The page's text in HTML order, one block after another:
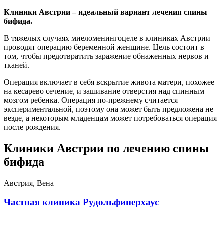
Клиники Австрии – идеальный вариант лечения спины
бифида.
В тяжелых случаях миеломенингоцеле в клиниках Австрии
проводят операцию беременной женщине. Цель состоит в
том, чтобы предотвратить заражение обнаженных нервов и
тканей.
Операция включает в себя вскрытие живота матери, похожее
на кесарево сечение, и зашивание отверстия над спинным
мозгом ребенка. Операция по-прежнему считается
экспериментальной, поэтому она может быть предложена не
везде, а некоторым младенцам может потребоваться операция
после рождения.
Клиники Австрии по лечению спины
бифида
Австрия, Вена
Частная клиника Рудольфинерхаус